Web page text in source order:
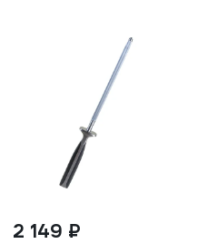
2 149 ₽